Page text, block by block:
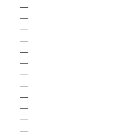
—
—
—
—
—
—
—
—
—
—
—
—